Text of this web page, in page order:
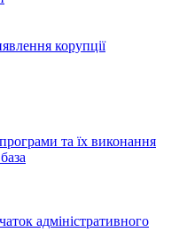
корупції
та їх виконання
адміністративного